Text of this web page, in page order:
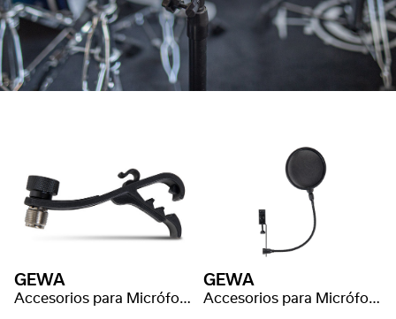
GEWA
Accesorios para Micrófono MIC Pinza para batería
GEWA
Accesorios para Micrófono Filtro para micro